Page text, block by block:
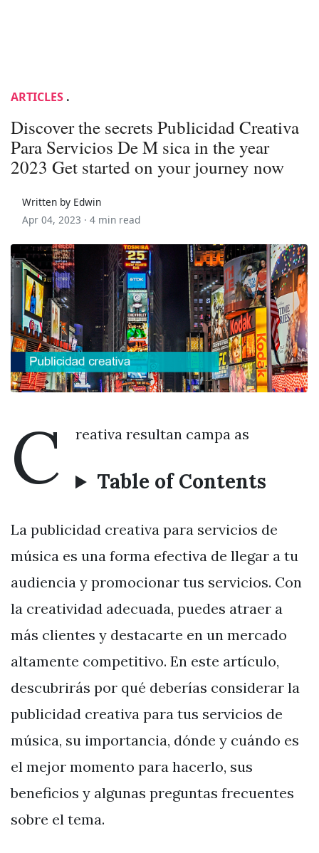
ARTICLES .
Discover the secrets Publicidad Creativa
Para Servicios De M sica in the year
2023 Get started on your journey now
Written by Edwin
Apr 04, 2023 · 4 min read
C reativa resultan campa as
Table of Contents
La publicidad creativa para servicios de
música es una forma efectiva de llegar a tu
audiencia y promocionar tus servicios. Con
la creatividad adecuada, puedes atraer a
más clientes y destacarte en un mercado
altamente competitivo. En este artículo,
descubrirás por qué deberías considerar la
publicidad creativa para tus servicios de
música, su importancia, dónde y cuándo es
el mejor momento para hacerlo, sus
beneficios y algunas preguntas frecuentes
sobre el tema.